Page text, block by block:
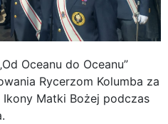
Oceanu do Oceanu”
Rycerzom Kolumba za
Matki Bożej podczas